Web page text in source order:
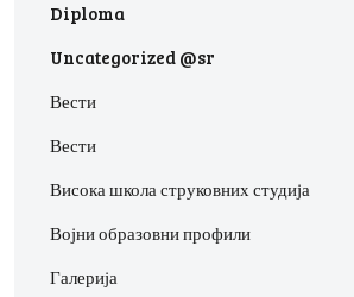
Diploma
Uncategorized @sr
Вести
Вести
Висока школа струковних студија
Војни образовни профили
Галерија